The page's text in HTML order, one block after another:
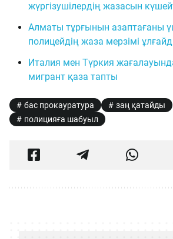
жүргізушілердің жазасын
Алматы тұрғынын азаптағаны
полицейдің жаза мерзімі
Италия мен Түркия
мигрант қаза тапты
бас прокауратура
заң қатайды
полицияға шабуыл